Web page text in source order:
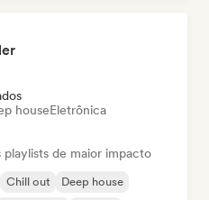
houseEletrônica
playlists de maior impacto
Chill out
Deep house